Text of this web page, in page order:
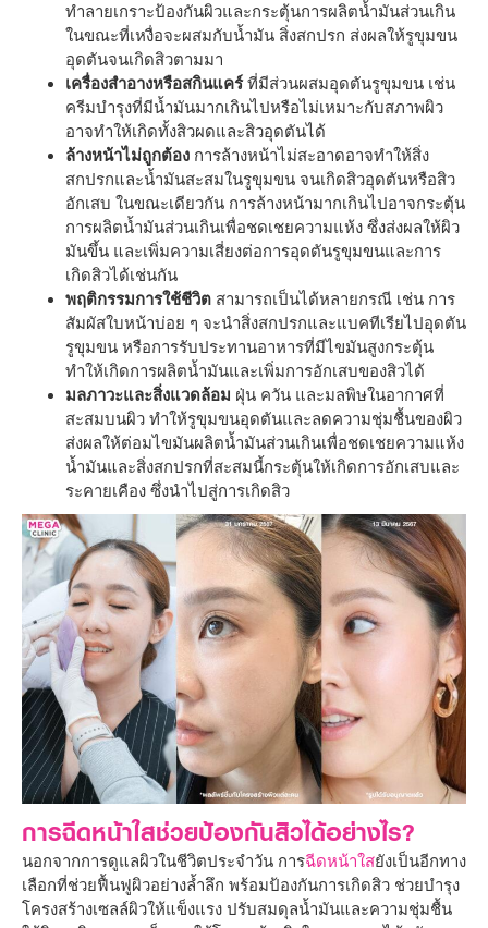
ทำลายเกราะป้องกันผิวและกระตุ้นการผลิตน้ำมันส่วนเกิน
ในขณะที่เหงื่อจะผสมกับน้ำมัน สิ่งสกปรก ส่งผลให้รูขุมขน
อุดตันจนเกิดสิวตามมา
เครื่องสำอางหรือสกินแคร์ที่มีส่วนผสมอุดตันรูขุมขน เช่น
ครีมบำรุงที่มีน้ำมันมากเกินไปหรือไม่เหมาะกับสภาพผิว
อาจทำให้เกิดทั้งสิวผดและสิวอุดตันได้
ล้างหน้าไม่ถูกต้อง การล้างหน้าไม่สะอาดอาจทำให้สิ่ง
สกปรกและน้ำมันสะสมในรูขุมขน จนเกิดสิวอุดตันหรือสิว
อักเสบ ในขณะเดียวกัน การล้างหน้ามากเกินไปอาจกระตุ้น
การผลิตน้ำมันส่วนเกินเพื่อชดเชยความแห้ง ซึ่งส่งผลให้ผิว
มันขึ้น และเพิ่มความเสี่ยงต่อการอุดตันรูขุมขนและการ
เกิดสิวได้เช่นกัน
พฤติกรรมการใช้ชีวิต สามารถเป็นได้หลายกรณี เช่น การ
สัมผัสใบหน้าบ่อย ๆ จะนำสิ่งสกปรกและแบคทีเรียไปอุดตัน
รูขุมขน หรือการรับประทานอาหารที่มีไขมันสูงกระตุ้น
ทำให้เกิดการผลิตน้ำมันและเพิ่มการอักเสบของสิวได้
มลภาวะและสิ่งแวดล้อม ฝุ่น ควัน และมลพิษในอากาศที่
สะสมบนผิว ทำให้รูขุมขนอุดตันและลดความชุ่มชื้นของผิว
ส่งผลให้ต่อมไขมันผลิตน้ำมันส่วนเกินเพื่อชดเชยความแห้ง
น้ำมันและสิ่งสกปรกที่สะสมนี้กระตุ้นให้เกิดการอักเสบและ
ระคายเคือง ซึ่งนำไปสู่การเกิดสิว
การฉีดหน้าใสช่วยป้องกันสิวได้อย่างไร?
นอกจากการดูแลผิวในชีวิตประจำวัน การฉีดหน้าใสยังเป็นอีกทาง
เลือกที่ช่วยฟื้นฟูผิวอย่างล้ำลึก พร้อมป้องกันการเกิดสิว ช่วยบำรุง
โครงสร้างเซลล์ผิวให้แข็งแรง ปรับสมดุลน้ำมันและความชุ่มชื้น